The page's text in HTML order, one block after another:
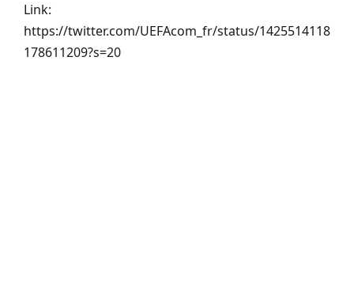
Link:
https://twitter.com/UEFAcom_fr/status/1425514118
178611209?s=20